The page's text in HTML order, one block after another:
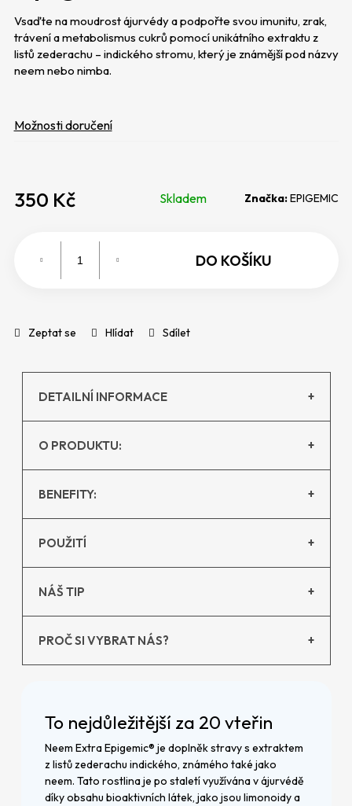
hvězdiček.
Vsaďte na moudrost ájurvédy a podpořte svou imunitu, zrak,
trávení a metabolismus cukrů pomocí unikátního extraktu z
listů zederachu – indického stromu, který je známější pod názvy
neem nebo nimba.
Možnosti doručení
Skladem Značka:EPIGEMIC
350 Kč
DO KOŠÍKU
Zeptat se Hlídat Sdílet
DETAILNÍ INFORMACE +
O PRODUKTU: +
BENEFITY: +
POUŽITÍ +
NÁŠ TIP +
PROČ SI VYBRAT NÁS? +
To nejdůležitější za 20 vteřin
Neem Extra Epigemic® je doplněk stravy s extraktem
z listů zederachu indického, známého také jako
neem. Tato rostlina je po staletí využívána v ájurvédě
díky obsahu bioaktivních látek, jako jsou limonoidy a
p
o
r
u
j
e